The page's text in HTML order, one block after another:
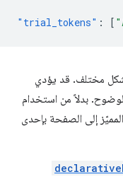
"trial_tokens" : [
مختلف. قد يؤدي
بدلاً من استخدام
إلى الصفحة بإحدى